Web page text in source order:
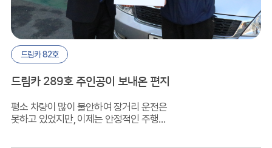
드림카 82호
드림카 289호 주인공이 보내온 편지
평소 차량이 많이 불안하여 장거리 운전은
못하고 있었지만, 이제는 안정적인 주행이